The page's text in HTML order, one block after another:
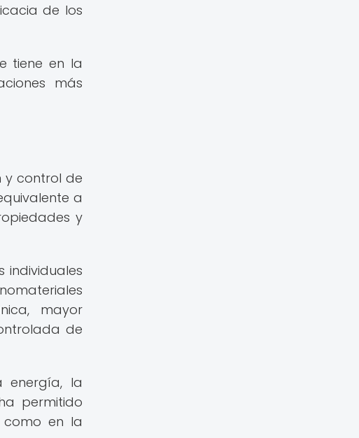
de los
tiene en la
más
y control de
a
y
mayor
de
energía, la
permitido
como en la